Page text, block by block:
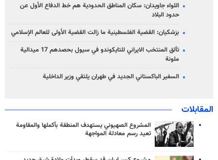
اللواء جاويدان: سكان المناطق الحدودية هم خط الدفاع الأول عن
حدود البلاد
بزشكيان: القضية الفلسطينية ما زالت القضية الأولى للعالم الإسلامي
تألق المنتخب الايراني للتايكوندو في سيول بحصدهم 17 ميدالية
ملونة
السفير الباكستاني الجديد في طهران يلتقي وزير الداخلية
المقابلات
المشروع الصهيوني يستهدف المنطقة بأكملها والمقاومة
تعيد رسم معادلة المواجهة